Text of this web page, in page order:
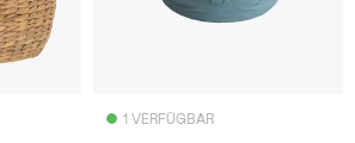
1 VERFÜGBAR